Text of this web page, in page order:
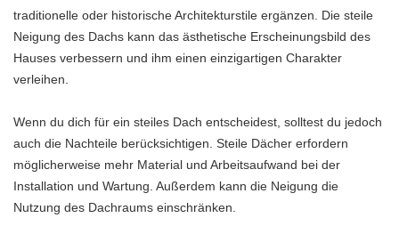
traditionelle oder historische Architekturstile ergänzen. Die steile
Neigung des Dachs kann das ästhetische Erscheinungsbild des
Hauses verbessern und ihm einen einzigartigen Charakter
verleihen.
Wenn du dich für ein steiles Dach entscheidest, solltest du jedoch
auch die Nachteile berücksichtigen. Steile Dächer erfordern
möglicherweise mehr Material und Arbeitsaufwand bei der
Installation und Wartung. Außerdem kann die Neigung die
Nutzung des Dachraums einschränken.